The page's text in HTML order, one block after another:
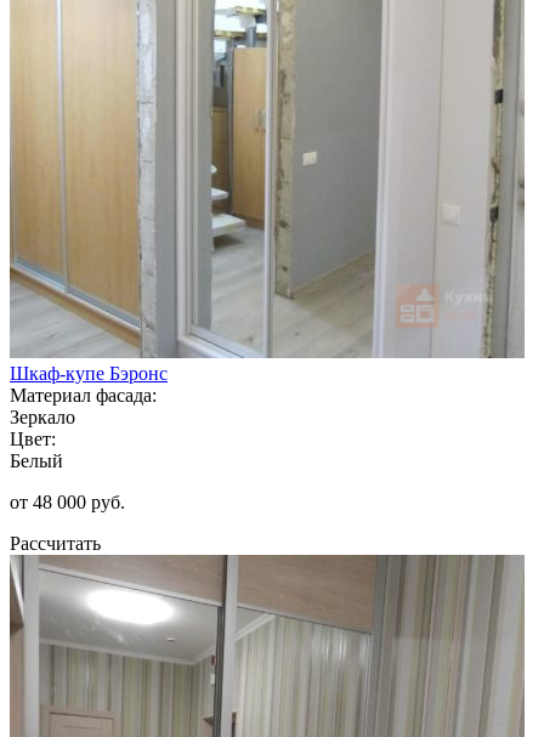
Шкаф-купе Бэронс
Материал фасада:
Зеркало
Цвет:
Белый
от 48 000 руб.
Рассчитать